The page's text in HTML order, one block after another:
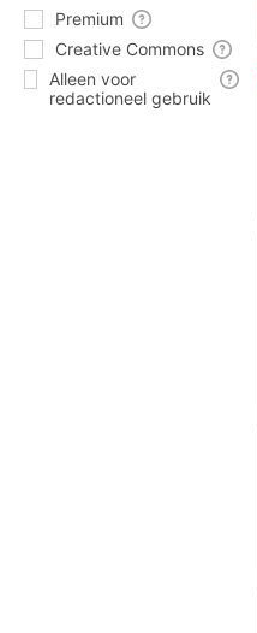
Premium
Creative Commons
Alleen voor
redactioneel gebruik